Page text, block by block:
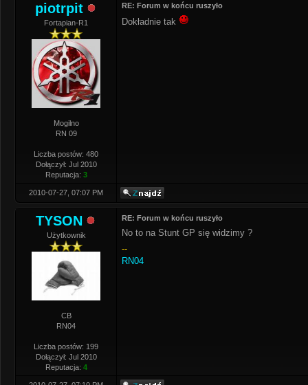
piotrpit
Fortapian-R1
Mogilno
RN 09
Liczba postów: 480
Dołączył: Jul 2010
Reputacja: 3
RE: Forum w końcu ruszyło
Dokładnie tak
2010-07-27, 07:07 PM
TYSON
Użytkownik
CB
RN04
Liczba postów: 199
Dołączył: Jul 2010
Reputacja: 4
RE: Forum w końcu ruszyło
No to na Stunt GP się widzimy ?
--
RN04